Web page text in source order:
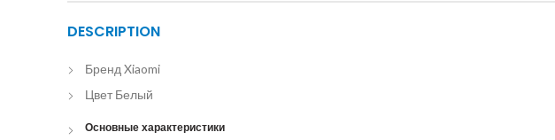
DESCRIPTION
Бренд Xiaomi
Цвет Белый
Основные характеристики